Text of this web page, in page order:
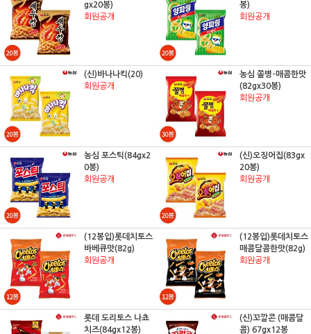
gx20봉)
회원공개
봉)
회원공개
(신)바나나킥(20)
회원공개
농심 쫄병-매콤한맛
(82gx30봉)
회원공개
농심 포스틱(84gx2
0봉)
회원공개
(신)오징어집(83gx
20봉)
회원공개
(12봉입)롯데치토스
바베큐맛(82g)
회원공개
(12봉입)롯데치토스
매콤달콤한맛(82g)
회원공개
롯데 도리토스 나쵸
치즈(84gx12봉)
(신)꼬깔콘 (매콤달
콤) 67gx12봉